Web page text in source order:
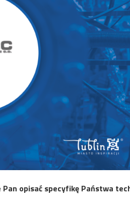
opisać specyfikę Państwa